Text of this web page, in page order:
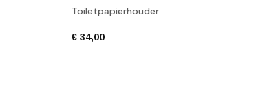
Toiletpapierhouder
€ 34,00